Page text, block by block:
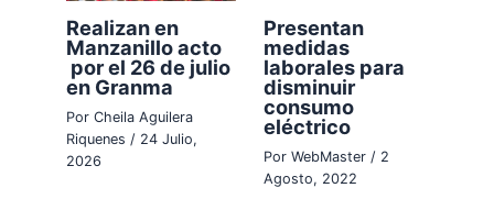
Realizan en
Manzanillo acto
por el 26 de julio
en Granma
PorCheila Aguilera
Riquenes / 24 Julio,
2026
Presentan
medidas
laborales para
disminuir
consumo
eléctrico
Por WebMaster / 2
Agosto, 2022